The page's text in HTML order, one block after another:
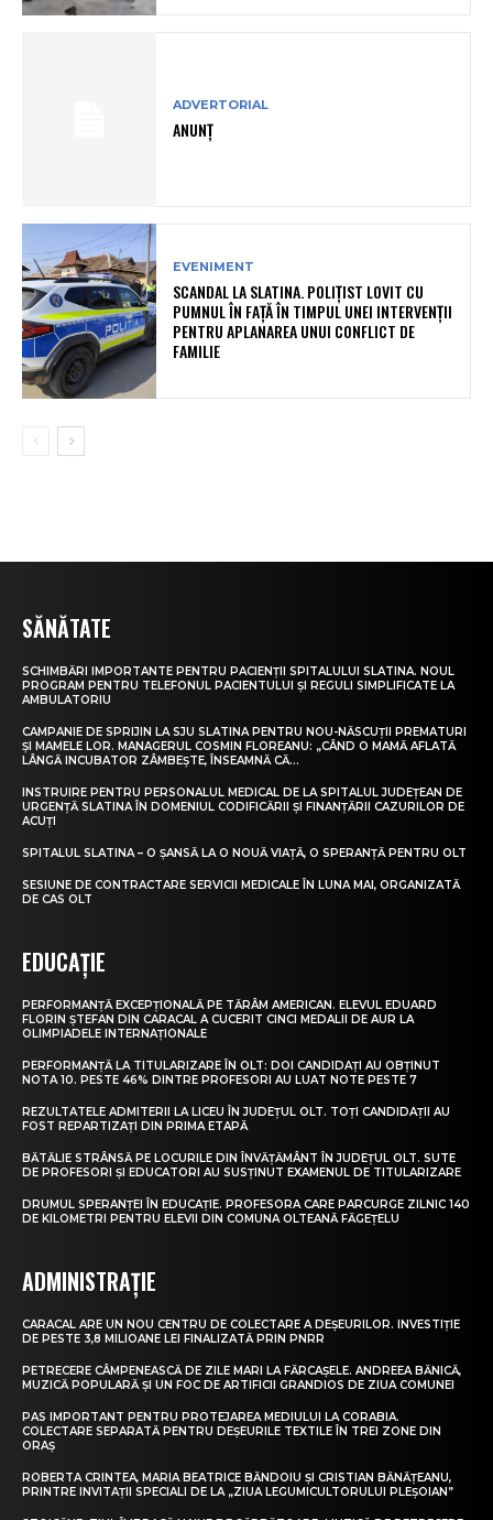
ADVERTORIAL
ANUNȚ
EVENIMENT
SCANDAL LA SLATINA. POLIȚIST LOVIT CU
PUMNUL ÎN FAȚĂ ÎN TIMPUL UNEI INTERVENȚII
PENTRU APLANAREA UNUI CONFLICT DE
FAMILIE
SĂNĂTATE
SCHIMBĂRI IMPORTANTE PENTRU PACIENȚII SPITALULUI SLATINA. NOUL
PROGRAM PENTRU TELEFONUL PACIENTULUI ȘI REGULI SIMPLIFICATE LA
AMBULATORIU
CAMPANIE DE SPRIJIN LA SJU SLATINA PENTRU NOU-NĂSCUȚII PREMATURI
ȘI MAMELE LOR. MANAGERUL COSMIN FLOREANU: „CÂND O MAMĂ AFLATĂ
LÂNGĂ INCUBATOR ZÂMBEȘTE, ÎNSEAMNĂ CĂ...
INSTRUIRE PENTRU PERSONALUL MEDICAL DE LA SPITALUL JUDEȚEAN DE
URGENȚĂ SLATINA ÎN DOMENIUL CODIFICĂRII ȘI FINANȚĂRII CAZURILOR DE
ACUȚI
SPITALUL SLATINA – O ȘANSĂ LA O NOUĂ VIAȚĂ, O SPERANȚĂ PENTRU OLT
SESIUNE DE CONTRACTARE SERVICII MEDICALE ÎN LUNA MAI, ORGANIZATĂ
DE CAS OLT
EDUCAȚIE
PERFORMANȚĂ EXCEPȚIONALĂ PE TĂRÂM AMERICAN. ELEVUL EDUARD
FLORIN ȘTEFAN DIN CARACAL A CUCERIT CINCI MEDALII DE AUR LA
OLIMPIADELE INTERNAȚIONALE
PERFORMANȚĂ LA TITULARIZARE ÎN OLT: DOI CANDIDAȚI AU OBȚINUT
NOTA 10. PESTE 46% DINTRE PROFESORI AU LUAT NOTE PESTE 7
REZULTATELE ADMITERII LA LICEU ÎN JUDEȚUL OLT. TOȚI CANDIDAȚII AU
FOST REPARTIZAȚI DIN PRIMA ETAPĂ
BĂTĂLIE STRÂNSĂ PE LOCURILE DIN ÎNVĂȚĂMÂNT ÎN JUDEȚUL OLT. SUTE
DE PROFESORI ȘI EDUCATORI AU SUSȚINUT EXAMENUL DE TITULARIZARE
DRUMUL SPERANȚEI ÎN EDUCAȚIE. PROFESORA CARE PARCURGE ZILNIC 140
DE KILOMETRI PENTRU ELEVII DIN COMUNA OLTEANĂ FĂGEȚELU
ADMINISTRAȚIE
CARACAL ARE UN NOU CENTRU DE COLECTARE A DEȘEURILOR. INVESTIȚIE
DE PESTE 3,8 MILIOANE LEI FINALIZATĂ PRIN PNRR
PETRECERE CÂMPENEASCĂ DE ZILE MARI LA FĂRCAȘELE. ANDREEA BĂNICĂ,
MUZICĂ POPULARĂ ȘI UN FOC DE ARTIFICII GRANDIOS DE ZIUA COMUNEI
PAS IMPORTANT PENTRU PROTEJAREA MEDIULUI LA CORABIA.
COLECTARE SEPARATĂ PENTRU DEȘEURILE TEXTILE ÎN TREI ZONE DIN
ORAȘ
ROBERTA CRINTEA, MARIA BEATRICE BĂNDOIU ȘI CRISTIAN BĂNĂȚEANU,
PRINTRE INVITAȚII SPECIALI DE LA „ZIUA LEGUMICULTORULUI PLEȘOIAN”